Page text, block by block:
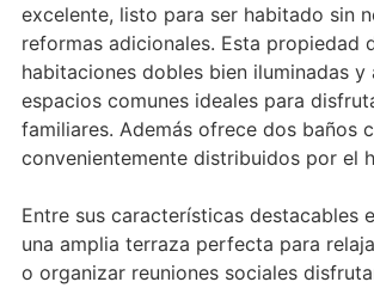
excelente, listo para ser habitado sin
reformas adicionales. Esta propiedad
habitaciones dobles bien iluminadas y
espacios comunes ideales para
familiares. Además ofrece dos baños
convenientemente distribuidos por el
Entre sus características destacables
una amplia terraza perfecta para
o organizar reuniones sociales